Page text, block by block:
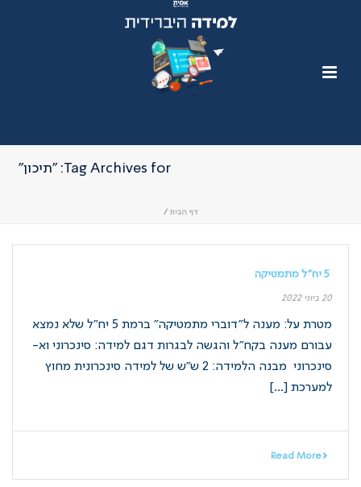
Tag Archives for: "תיכון"
דף הבית /
20 ביוני 2022
מטרת על: מענה ל"דוברי מתמטיקה" ברמת 5 יח"ל שלא נמצא
עבורם מענה בקח"ל והגשה לבגרות דגם למידה: סינכרוני וא-
סינכרוני מבנה הלמידה: 2 ש"ש של למידה סינכרונית מחוץ
למערכת [...]
Read More